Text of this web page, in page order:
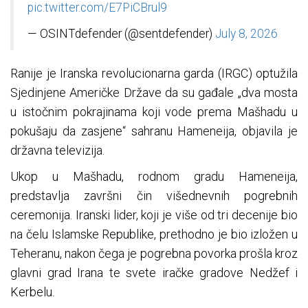
pic.twitter.com/E7PiCBrul9
— OSINTdefender (@sentdefender) July 8, 2026
Ranije je Iranska revolucionarna garda (IRGC) optužila
Sjedinjene Američke Države da su gađale „dva mosta
u istočnim pokrajinama koji vode prema Mašhadu u
pokušaju da zasjene“ sahranu Hameneija, objavila je
državna televizija.
Ukop u Mašhadu, rodnom gradu Hameneija,
predstavlja završni čin višednevnih pogrebnih
ceremonija. Iranski lider, koji je više od tri decenije bio
na čelu Islamske Republike, prethodno je bio izložen u
Teheranu, nakon čega je pogrebna povorka prošla kroz
glavni grad Irana te svete iračke gradove Nedžef i
Kerbelu.